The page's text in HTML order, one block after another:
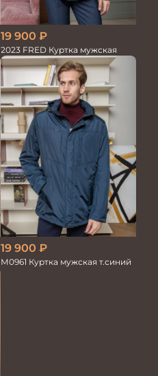
19 900 ₽
2023 FRED Куртка мужская
19 900 ₽
М0961 Куртка мужская т.синий